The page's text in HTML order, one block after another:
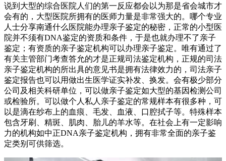
说到大型的综合医院人们的第一反应都会以为那是省会城市才
会有的，大型医院所拥有的医师力量是非常强大的。哪个专业
人士分享南通什么医院能办理亲子鉴定的秘密，正常的小型医
院并不须有DNA鉴定的资质和条件，于是也就办理不了亲子
鉴定；有资质的亲子鉴定机构可以办理亲子鉴定。唯有通过了
有关主管部门考查答允的才是正规司法鉴定机构，正规的司法
亲子鉴定机构的所出具的意见书是拥有法律效力的，司法亲子
鉴定报告也可以用做出生医学证实补发、换发。会有极少部分
公司及相关科研单位，可以做亲子鉴定如大型的基因检测公司
或检验所。可以做个人私人亲子鉴定的常规样本有很多种，可
以是滴在纱布上的血痕、毛发、血液、口腔拭子等。特殊样本
包含牙刷、精斑、肌肉、胎儿的羊水等。在社会上有一定影响
力的机构如中正DNA亲子鉴定机构，拥有非常全面的亲子鉴
定类别可供筛选。